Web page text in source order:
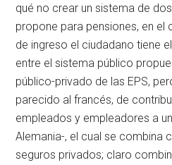
qué no crear un sistema de
propone para pensiones, en el
de ingreso el ciudadano tiene
entre el sistema público
público-privado de las EPS,
parecido al francés, de
empleados y empleadores a
Alemania-, el cual se combina
seguros privados; claro